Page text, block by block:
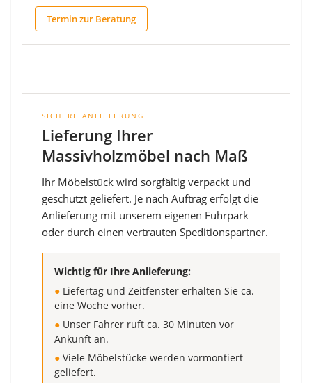
Termin zur Beratung
SICHERE ANLIEFERUNG
Lieferung Ihrer
Massivholzmöbel nach Maß
Ihr Möbelstück wird sorgfältig verpackt und
geschützt geliefert. Je nach Auftrag erfolgt die
Anlieferung mit unserem eigenen Fuhrpark
oder durch einen vertrauten Speditionspartner.
Wichtig für Ihre Anlieferung:
● Liefertag und Zeitfenster erhalten Sie ca.
eine Woche vorher.
● Unser Fahrer ruft ca. 30 Minuten vor
Ankunft an.
● Viele Möbelstücke werden vormontiert
geliefert.